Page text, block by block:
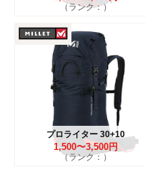
（ランク：）
プロライター 30+10
1,500〜3,500円
（ランク：）